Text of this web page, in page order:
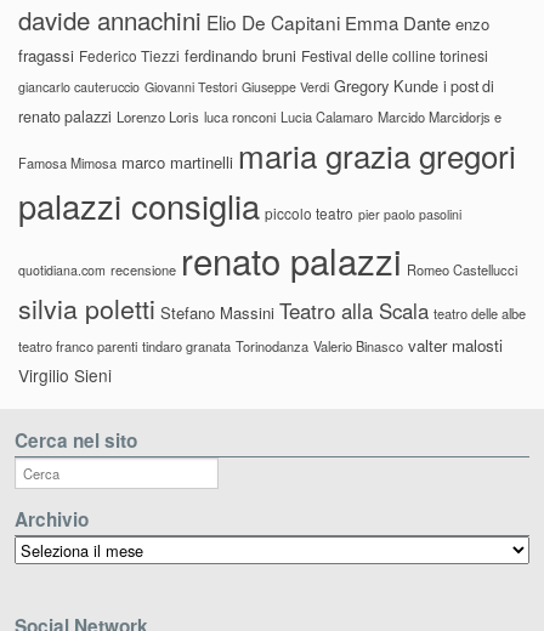
davide annachini Elio De Capitani Emma Dante enzo
fragassi Federico Tiezzi ferdinando bruni Festival delle colline torinesi
giancarlo cauteruccio Giovanni Testori Giuseppe Verdi Gregory Kunde i post di
renato palazzi Lorenzo Loris luca ronconi Lucia Calamaro Marcido Marcidorjs e
Famosa Mimosa marco martinelli maria grazia gregori
palazzi consiglia piccolo teatro pier paolo pasolini
quotidiana.com recensione renato palazzi Romeo Castellucci
silvia poletti Stefano Massini Teatro alla Scala teatro delle albe
teatro franco parenti tindaro granata Torinodanza Valerio Binasco valter malosti
Virgilio Sieni
Cerca nel sito
Archivio
Archivio